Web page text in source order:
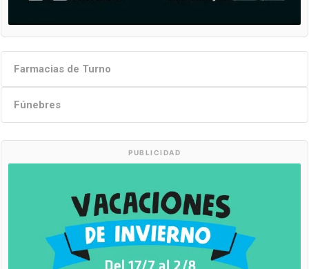
Farmacias de Turno
Fúnebres
PUBLICIDAD